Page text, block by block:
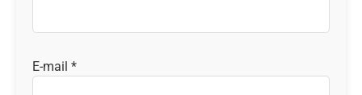
E-mail *